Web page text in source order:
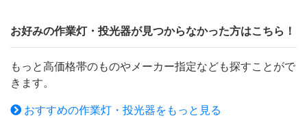
るさです！IP65規格の防水仕様！屋内·屋外両方ご利用O
K！また倉庫用の照明·集魚灯·看板灯など用途は様々！ ◆
カバーは強化ガラス：普通のガラスの4〜5倍の強度を持つ
強化ガラスを採用、光線の透過率は大幅アップします。透
過率は98％以上に達する！ ◆放熱性のいいアルミ合金：
アルマイト処理のアルミ採用することで、放熱性を更なる
お好みの作業灯・投光器が見つからなかった方はこちら！
もっと高価格帯のものやメーカー指定なども探すことがで
きます。
おすすめの作業灯・投光器をもっと見る